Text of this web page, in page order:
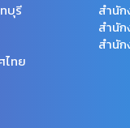
บุรี
ไทย
สำนัก
สำนั
สำนั